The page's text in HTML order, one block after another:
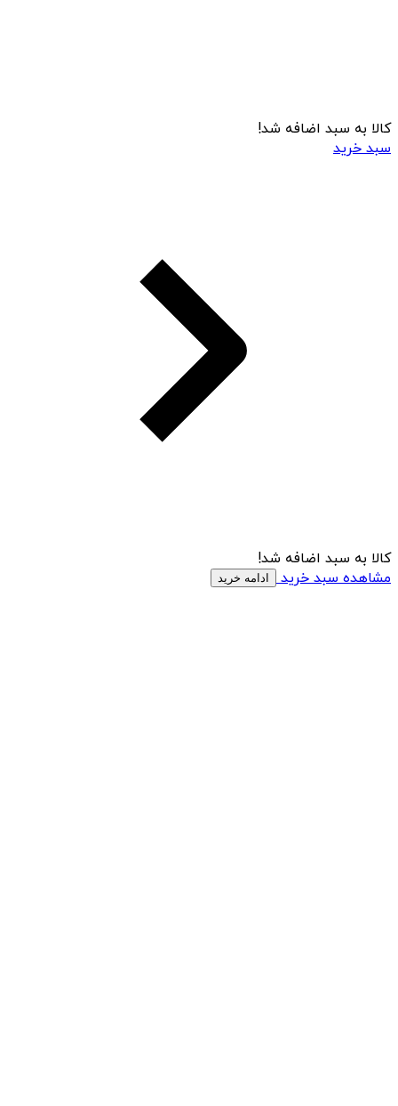
کالا به سبد اضافه شد!
سبد خرید
کالا به سبد اضافه شد!
مشاهده سبد خرید
ادامه خرید